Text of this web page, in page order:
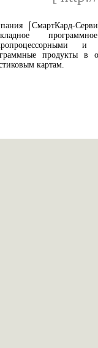
⌠СмартКард-
и
продукты в
картам.